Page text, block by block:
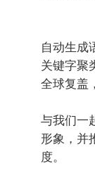
自动生成
关键字聚
全球复盖
与我们一
形象，并
度。